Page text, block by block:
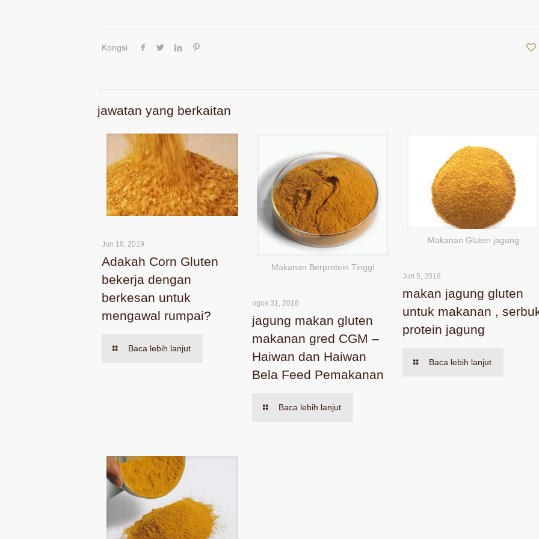
Kongsi
jawatan yang berkaitan
Jun 18, 2019
Adakah Corn Gluten
bekerja dengan
berkesan untuk
mengawal rumpai?
Baca lebih lanjut
Makanan Berprotein Tinggi
ogos 31, 2018
jagung makan gluten
makanan gred CGM –
Haiwan dan Haiwan
Bela Feed Pemakanan
Baca lebih lanjut
Makanan Gluten jagung
Jun 5, 2018
makan jagung gluten
untuk makanan ,
protein jagung
Baca lebih lanjut